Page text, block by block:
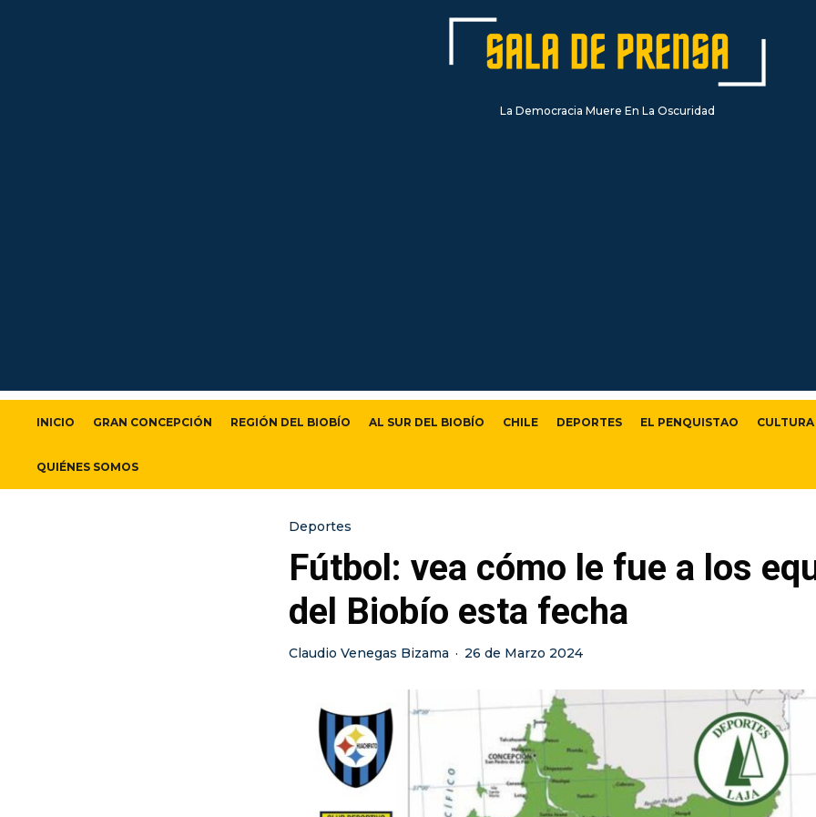
La Democracia Muere En La Oscuridad
INICIO GRAN CONCEPCIÓN REGIÓN DEL BIOBÍO AL SUR DEL BIOBÍO CHILE DEPORTES EL PENQUISTAO CULTURA
QUIÉNES SOMOS
Deportes
Fútbol: vea cómo le fue a los
del Biobío esta fecha
Claudio Venegas Bizama · 26 de Marzo 2024